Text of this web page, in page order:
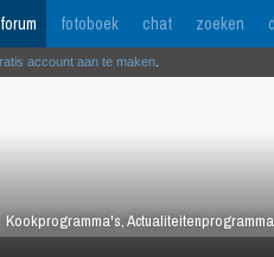
forum fotoboek chat zoeken
Kookprogramma's,
account aan te maken